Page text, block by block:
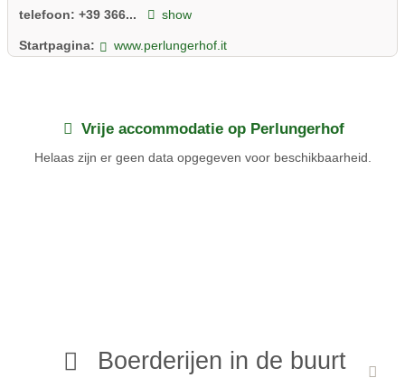
excursies naar Brixen. Brixen is de oudste stad van Tirol.
telefoon: +39 366... show
Startpagina: www.perlungerhof.it
Vrije accommodatie op Perlungerhof
Helaas zijn er geen data opgegeven voor beschikbaarheid.
Boerderijen in de buurt